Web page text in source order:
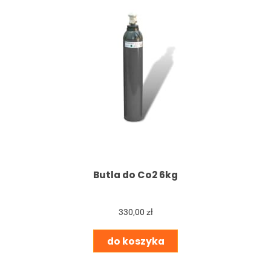
Butla do Co2 6kg
330,00 zł
do koszyka